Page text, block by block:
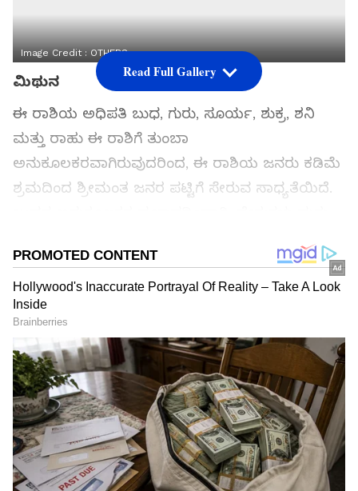
Image Credit : OTHERS
ಮಿಥುನ
ಈ ರಾಶಿಯ ಅಧಿಪತಿ ಬುಧ, ಗುರು, ಸೂರ್ಯ, ಶುಕ್ರ, ಶನಿ
ಮತ್ತು ರಾಹು ಈ ರಾಶಿಗೆ ತುಂಬಾ
ಅನುಕೂಲಕರವಾಗಿರುವುದರಿಂದ, ಈ ರಾಶಿಯ ಜನರು ಕಡಿಮೆ
ಶ್ರಮದಿಂದ ಶ್ರೀಮಂತ ಜನರ ಪಟ್ಟಿಗೆ ಸೇರುವ ಸಾಧ್ಯತೆಯಿದೆ.
ಮಳೆಯನ್ನು ಸುರಿಯುತ್ತವೆ. ಅವರು ಸಮಸ್ಯೆಗಳು ಮತ್ತು
ಒತ್ತಡಗಳಿಂದ ಮುಕ್ತವಾದ ಶಾಂತಿಯುತ ಜೀವನವನ್ನು
ಹೊಂದಿರುತ್ತಾರೆ. ಕೆಲಸದಲ್ಲಿ ಸಂಬಳ, ವೃತ್ತಿ ಮತ್ತು
ವ್ಯವಹಾರದಲ್ಲಿ ಆದಾಯವು ನಿರೀಕ್ಷೆಗಳನ್ನು ಮೀರಿ
ಹೆಚ್ಚಾಗುತ್ತದೆ.
ಸಮಗ್ರ ಸುದ್ದಿ ಮೂಲವನ್ನಾಗಿ asianet suvarna news ಅನ್ನು
ಆಯ್ಕೆ ಮಾಡಿಕೊಳ್ಳಿ
Read Full Gallery